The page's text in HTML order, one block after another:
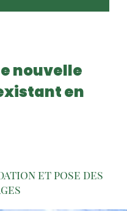
nouvelle
en
et pose des